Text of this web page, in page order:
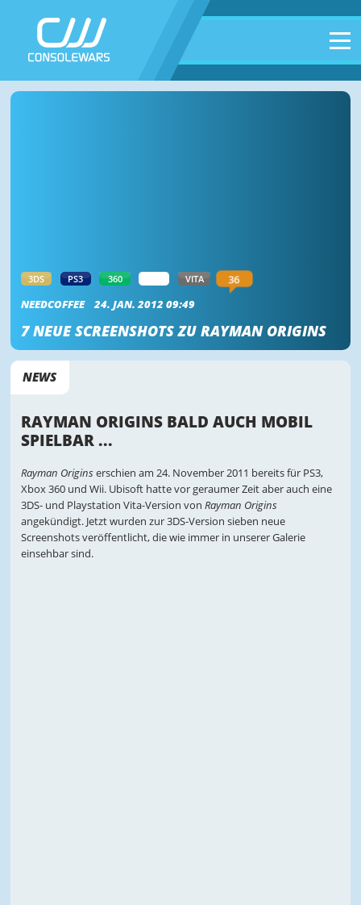
3DS PS3 360 VITA 36
NEEDCOFFEE 24. JAN. 2012 09:49
7 NEUE SCREENSHOTS ZU RAYMAN ORIGINS
NEWS
RAYMAN ORIGINS BALD AUCH MOBIL
SPIELBAR ...
Rayman Originserschien am 24. November 2011 bereits für PS3,
Xbox 360 und Wii. Ubisoft hatte vor geraumer Zeit aber auch eine
3DS- und Playstation Vita-Version von Rayman Origins
angekündigt. Jetzt wurden zur 3DS-Version sieben neue
Screenshots veröffentlicht, die wie immer in unserer Galerie
einsehbar sind.